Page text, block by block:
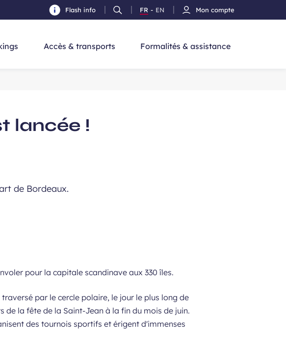
- Aller à la recherche
Flash info
Ouvrir
la
FR
Version
- EN
Mon compte
Accès & transports Formalités & assistance
lancée !
de Bordeaux.
pour la capitale scandinave aux 330 îles.
par le cercle polaire, le jour le plus long de
de la fête de la Saint-Jean à la fin du mois de juin.
des tournois sportifs et érigent d'immenses